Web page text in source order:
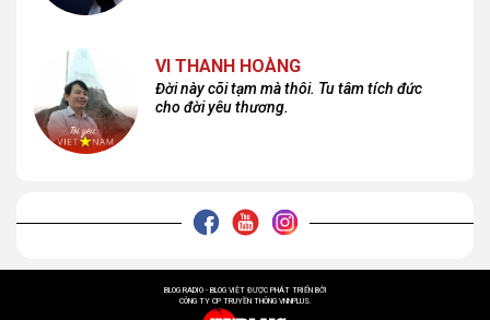
VI THANH HOÀNG
Đời này cõi tạm mà thôi. Tu tâm tích đức
cho đời yêu thương.
BLOG RADIO - BLOG VIỆT ĐƯỢC PHÁT TRIỂN BỞI
CÔNG TY CP TRUYỀN THÔNG VNNPLUS.